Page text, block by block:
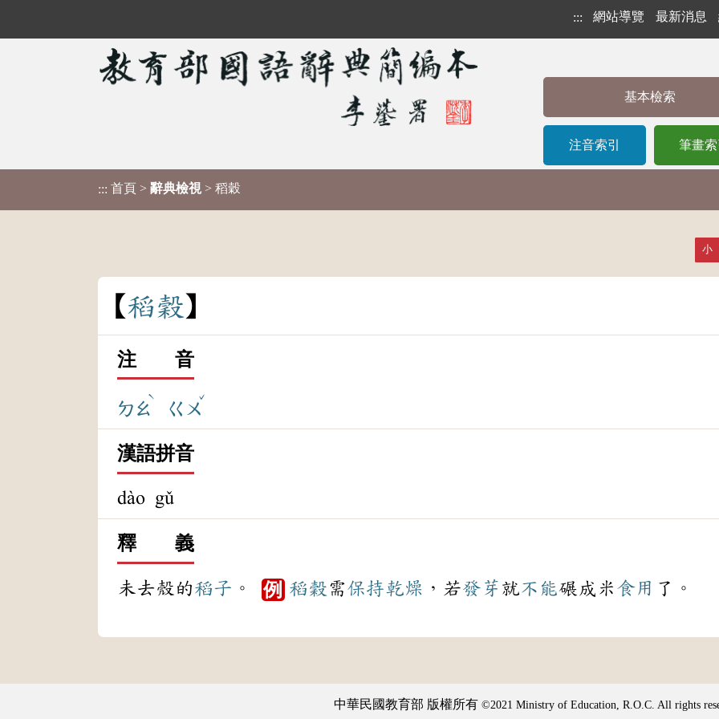
::: 網站導覽 最新消息
基本檢索
注音索引 筆畫索
::: 首頁 > 辭典檢視 > 稻穀
小
稻穀
注 音
ㄉㄠ
ˋ
ㄍㄨ
ˇ
漢語拼音
dào gǔ
釋 義
未去殼的稻子 。 例 稻穀需保持乾燥 ，若發芽 就不能碾成米 食用 了。
中華民國教育部 版權所有 ©2021 Ministry of Education, R.O.C. All rights